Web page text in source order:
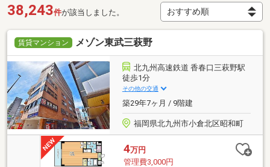
38,243件が該当しました。
賃貸マンション メゾン東武三萩野
北九州高速鉄道 香春口三萩野駅
徒歩1分
その他の交通
築29年7ヶ月 / 9階建
福岡県北九州市小倉北区昭和町
4万円
管理費3,000円